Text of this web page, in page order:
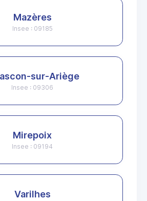
Mazères
Insee : 09185
sur-Ariège
Insee : 09306
Mirepoix
Insee : 09194
Varilhes